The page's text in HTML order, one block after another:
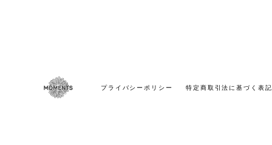
プライバシーポリシー 特定商取引法に基づく表記